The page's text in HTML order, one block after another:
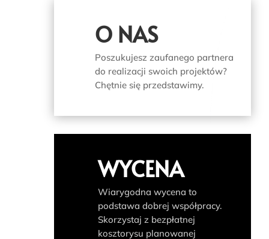
O NAS
Poszukujesz zaufanego partnera
do realizacji swoich projektów?
Chętnie się przedstawimy.
WYCENA
Wiarygodna wycena to
podstawa dobrej współpracy.
Skorzystaj z bezpłatnej
kosztorysu planowanej